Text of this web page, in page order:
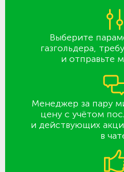
Выберите
газгольдера,
и отправьте
Менеджер за пару
цену с учётом
и действующих
в